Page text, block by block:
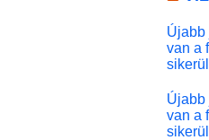
Újabb
van a
Újabb
van a